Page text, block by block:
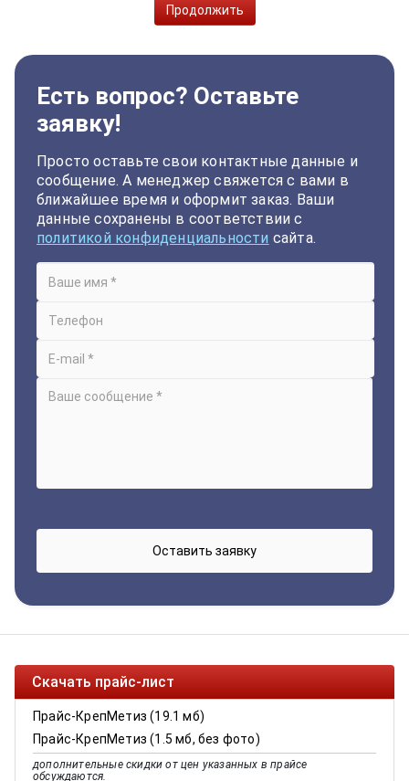
Продолжить
Есть вопрос? Оставьте
заявку!
Просто оставьте свои контактные данные и
сообщение. А менеджер свяжется с вами в
ближайшее время и оформит заказ. Ваши
данные сохранены в соответствии с
политикой конфиденциальности сайта.
Скачать прайс-лист
Прайс-КрепМетиз (19.1 мб)
Прайс-КрепМетиз (1.5 мб, без фото)
дополнительные скидки от цен указанных в прайсе
обсуждаются.